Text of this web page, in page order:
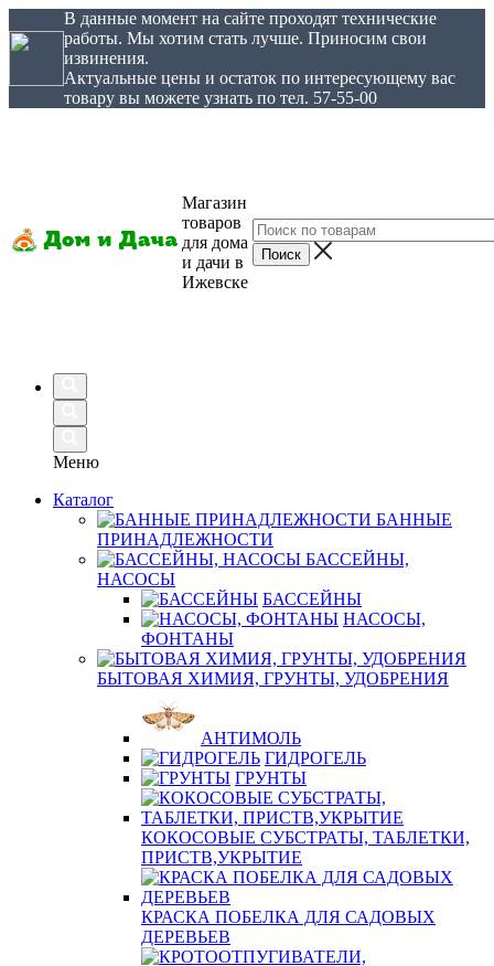
В данные момент на сайте проходят технические
работы. Мы хотим стать лучше. Приносим свои
извинения.
Актуальные цены и остаток по интересующему вас
товару вы можете узнать по тел. 57-55-00
Магазин
товаров
для дома
и дачи в
Ижевске
Меню
Каталог
БАННЫЕ
ПРИНАДЛЕЖНОСТИ
БАССЕЙНЫ,
НАСОСЫ
БАССЕЙНЫ
НАСОСЫ,
ФОНТАНЫ
БЫТОВАЯ ХИМИЯ, ГРУНТЫ, УДОБРЕНИЯ
АНТИМОЛЬ
ГИДРОГЕЛЬ
ГРУНТЫ
КОКОСОВЫЕ СУБСТРАТЫ, ТАБЛЕТКИ,
ПРИСТВ,УКРЫТИЕ
КРАСКА ПОБЕЛКА ДЛЯ САДОВЫХ
ДЕРЕВЬЕВ